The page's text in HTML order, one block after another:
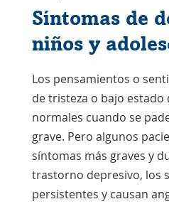
Síntomas de
niños y
Los pensamientos o
de tristeza o bajo estado
normales cuando se
grave. Pero algunos
síntomas más graves y
trastorno depresivo, los
persistentes y causan